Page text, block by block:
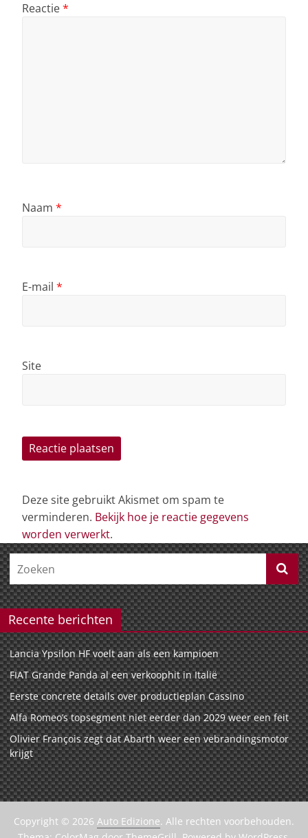
Reactie*
Naam *
E-mail *
Site
Deze site gebruikt Akismet om spam te
verminderen. Bekijk hoe je reactie gegevens
worden verwerkt.
Recente berichten
Lancia Ypsilon HF voelt aan als een kampioen
FIAT Grande Panda al een verkoophit in Italië
Eerste concrete details over productieplan Cassino
Alfa Romeo’s topsegment niet eerder dan 2029 weer een feit
Olivier François zegt dat Abarth weer een vebrandingsmotor
krijgt
Copyright © 2026 Auto Edizione. Alle rechten voorbehouden.